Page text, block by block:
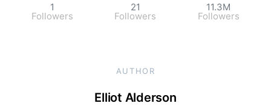
1
Followers
21
Followers
11.3M
Followers
AUTHOR
Elliot Alderson